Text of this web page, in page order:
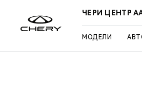
ЧЕРИ ЦЕНТР
МОДЕЛИ